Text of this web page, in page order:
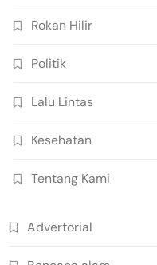
Rokan Hilir
Politik
Lalu Lintas
Kesehatan
Tentang Kami
Advertorial